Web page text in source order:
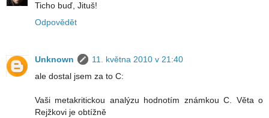
Ticho buď, Jituš!
Odpovědět
Unknown
11. května 2010 v 21:40
ale dostal jsem za to C:
Vaši metakritickou analýzu hodnotím známkou C. Věta o
Rejžkovi je obtížně